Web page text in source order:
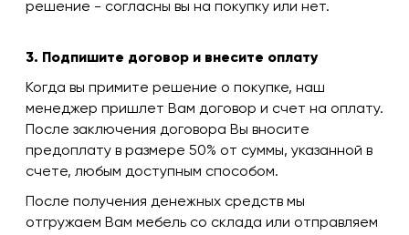
решение - согласны вы на покупку или нет.
3. Подпишите договор и внесите оплату
Когда вы примите решение о покупке, наш
менеджер пришлет Вам договор и счет на оплату.
После заключения договора Вы вносите
предоплату в размере 50% от суммы, указанной в
счете, любым доступным способом.
После получения денежных средств мы
отгружаем Вам мебель со склада или отправляем